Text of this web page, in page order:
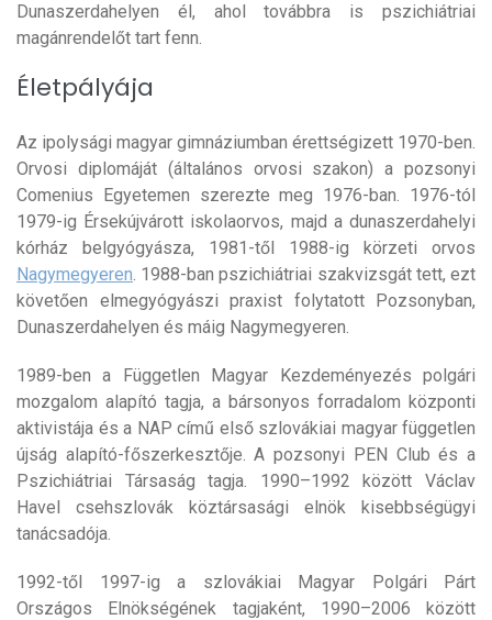
Dunaszerdahelyen él, ahol továbbra is pszichiátriai
magánrendelőt tart fenn.
Életpályája
Az ipolysági magyar gimnáziumban érettségizett 1970-ben.
Orvosi diplomáját (általános orvosi szakon) a pozsonyi
Comenius Egyetemen szerezte meg 1976-ban. 1976-tól
1979-ig Érsekújvárott iskolaorvos, majd a dunaszerdahelyi
kórház belgyógyásza, 1981-től 1988-ig körzeti orvos
Nagymegyeren. 1988-ban pszichiátriai szakvizsgát tett, ezt
követően elmegyógyászi praxist folytatott Pozsonyban,
Dunaszerdahelyen és máig Nagymegyeren.
1989-ben a Független Magyar Kezdeményezés polgári
mozgalom alapító tagja, a bársonyos forradalom központi
aktivistája és a NAP című első szlovákiai magyar független
újság alapító-főszerkesztője. A pozsonyi PEN Club és a
Pszichiátriai Társaság tagja. 1990–1992 között Václav
Havel csehszlovák köztársasági elnök kisebbségügyi
tanácsadója.
1992-től 1997-ig a szlovákiai Magyar Polgári Párt
Országos Elnökségének tagjaként, 1990–2006 között